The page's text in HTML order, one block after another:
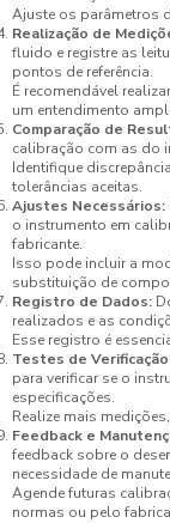
Ajuste os parâmetros
Realização de
fluido e registre as
pontos de referência.
É recomendável
um entendimento
Comparação de
calibração com as do
Identifique
tolerâncias aceitas.
Ajustes Necessários:
o instrumento em
fabricante.
Isso pode incluir a
substituição de
Registro de Dados:
realizados e as
Esse registro é
Testes de
para verificar se o
especificações.
Realize mais
Feedback e
feedback sobre o
necessidade de
Agende futuras
normas ou pelo